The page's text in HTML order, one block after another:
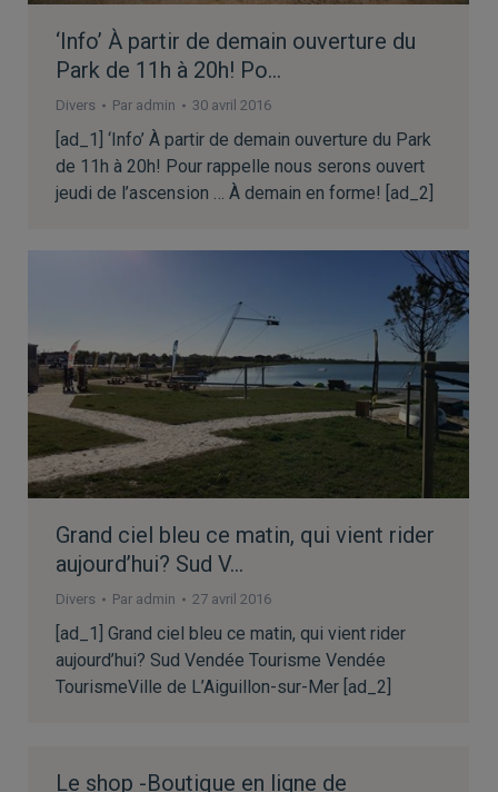
‘Info’ À partir de demain ouverture du
Park de 11h à 20h! Po…
Divers Par admin 30 avril 2016
[ad_1] ‘Info’ À partir de demain ouverture du Park
de 11h à 20h! Pour rappelle nous serons ouvert
jeudi de l’ascension … À demain en forme! [ad_2]
Grand ciel bleu ce matin, qui vient rider
aujourd’hui? Sud V…
Divers Par admin 27 avril 2016
[ad_1] Grand ciel bleu ce matin, qui vient rider
aujourd’hui? Sud Vendée Tourisme Vendée
TourismeVille de L’Aiguillon-sur-Mer [ad_2]
Le shop -Boutique en ligne de